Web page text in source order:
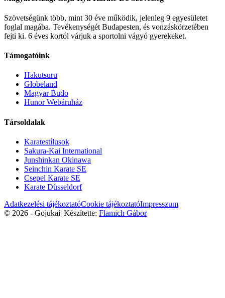
Szövetségünk több, mint 30 éve működik, jelenleg 9 egyesületet
foglal magába. Tevékenységét Budapesten, és vonzáskörzetében
fejti ki. 6 éves kortól várjuk a sportolni vágyó gyerekeket.
Támogatóink
Hakutsuru
Globeland
Magyar Budo
Hunor Webáruház
Társoldalak
Karatestílusok
Sakura-Kai International
Junshinkan Okinawa
Seinchin Karate SE
Csepel Karate SE
Karate Düsseldorf
Adatkezelési tájékoztatóCookie tájékoztatóImpresszum
© 2026 - Gojukai| Készítette: Flamich Gábor